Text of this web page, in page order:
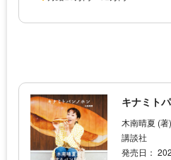
キナミト
木南晴夏 (著)
講談社
発売日：